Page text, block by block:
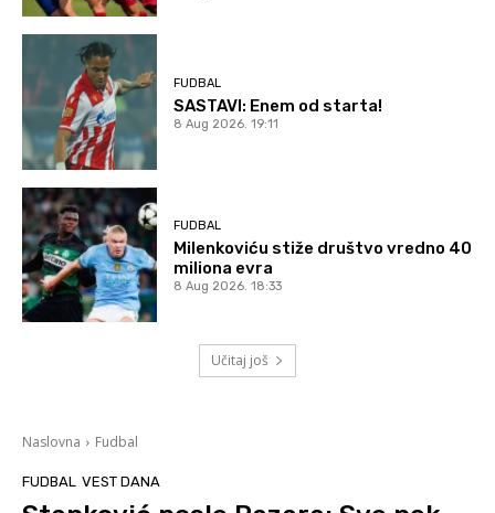
FUDBAL
SASTAVI: Enem od starta!
8 Aug 2026. 19:11
FUDBAL
Milenkoviću stiže društvo vredno 40
miliona evra
8 Aug 2026. 18:33
Učitaj još